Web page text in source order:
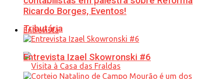
Tributária
Ricardo Borges, Eventos!
Entrevista
Entrevista Izael Skowronski #6